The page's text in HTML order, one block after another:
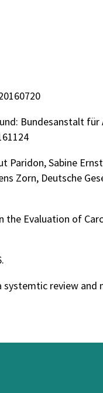
Bundesanstalt
Paridon, Sabine
Zorn, Deutsche
the Evaluation of
review and